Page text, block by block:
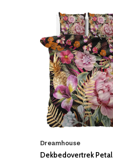
Dreamhouse
Dekbedovertrek Petal